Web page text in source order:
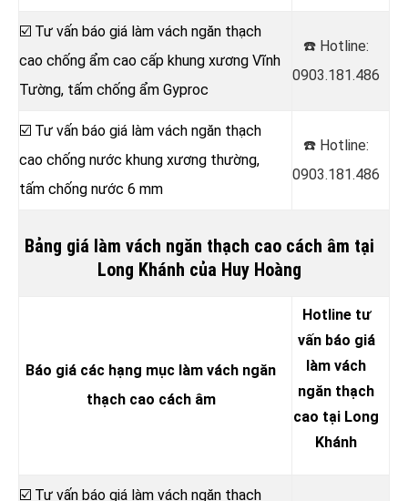
☑️ Tư vấn báo giá làm vách ngăn thạch
cao chống ẩm cao cấp khung xương Vĩnh
Tường, tấm chống ẩm Gyproc
☎️ Hotline:
0903.181.486
☑️ Tư vấn báo giá làm vách ngăn thạch
cao chống nước khung xương thường,
tấm chống nước 6 mm
☎️ Hotline:
0903.181.486
Bảng giá làm vách ngăn thạch cao cách âm tại
Long Khánh của Huy Hoàng
Báo giá các hạng mục làm vách ngăn
thạch cao cách âm
Hotline tư
vấn báo giá
làm vách
ngăn thạch
cao tại Long
Khánh
☑️ Tư vấn báo giá làm vách ngăn thạch